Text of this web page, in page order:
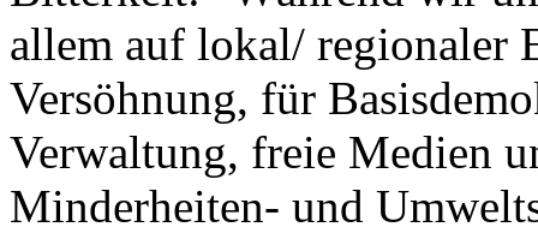
allem auf lokal/ regionaler
Versöhnung, für
Verwaltung, freie Medien
Minderheiten- und